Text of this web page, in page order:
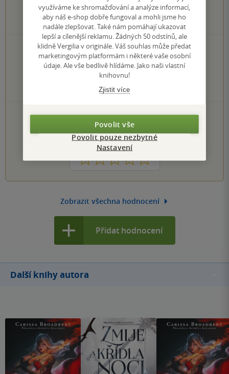
2hodnocení čtenářů
2×
5 hvězdiček
0×
4 hvězdičky
0×
3 hvězdičky
2 hvězdičky
1 hvezdička
PŘIDEJTE SVÉ HODNOCENÍ KNIHY
Hodnocení našich knihkupců: 0.0 z 5
Zobrazit všechna hodnocení
Přidat hodnocení
Další knihy autora
využíváme ke shromažďování a analýze informací,
aby náš e-shop dobře fungoval a mohli jsme ho
nadále zlepšovat. Také nám pomáhají ukazovat
lepší a cílenější reklamu. Žádných 50 odstínů, ale
klidně Vergilia v originále. Váš souhlas může předat
marketingovým platformám i některé vaše osobní
údaje. Ale vše bedlivě hlídáme. Jako naši vlastní
knihovnu!
Zjistit více
Povolit vše
Povolit pouze nezbytné
Nastavení